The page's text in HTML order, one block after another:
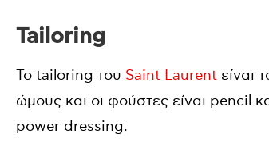
Tailoring
Το tailoring του Saint Laurent είναι
ώμους και οι φούστες είναι pencil
power dressing.